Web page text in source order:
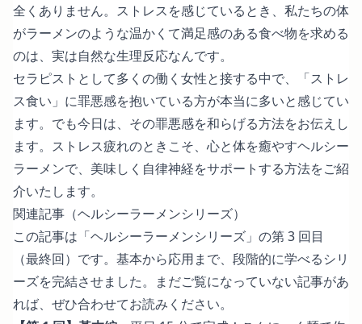
全くありません。ストレスを感じているとき、私たちの体
がラーメンのような温かくて満足感のある食べ物を求める
のは、実は自然な生理反応なんです。
セラピストとして多くの働く女性と接する中で、「ストレ
ス食い」に罪悪感を抱いている方が本当に多いと感じてい
ます。でも今日は、その罪悪感を和らげる方法をお伝えし
ます。ストレス疲れのときこそ、心と体を癒やすヘルシー
ラーメンで、美味しく自律神経をサポートする方法をご紹
介いたします。
関連記事（ヘルシーラーメンシリーズ）
この記事は「ヘルシーラーメンシリーズ」の第 3 回目
（最終回）です。基本から応用まで、段階的に学べるシリ
ーズを完結させました。まだご覧になっていない記事があ
れば、ぜひ合わせてお読みください。